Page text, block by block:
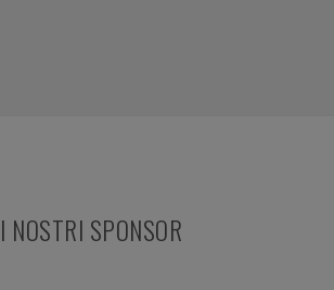
I NOSTRI SPONSOR